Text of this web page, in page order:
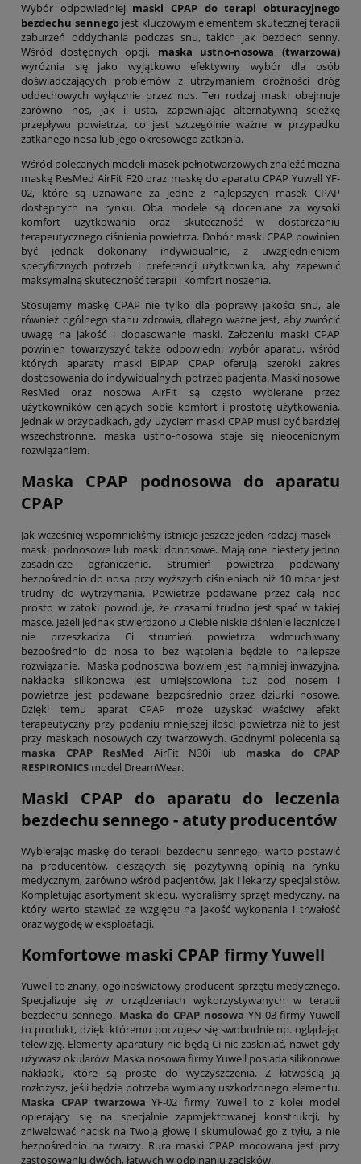
Wybór odpowiedniej maski CPAP do terapi obturacyjnego
bezdechu sennegojest kluczowym elementem skutecznej terapii
zaburzeń oddychania podczas snu, takich jak bezdech senny.
Wśród dostępnych opcji, maska ustno-nosowa (twarzowa)
wyróżnia się jako wyjątkowo efektywny wybór dla osób
doświadczających problemów z utrzymaniem drożności dróg
oddechowych wyłącznie przez nos. Ten rodzaj maski obejmuje
zarówno nos, jak i usta, zapewniając alternatywną ścieżkę
przepływu powietrza, co jest szczególnie ważne w przypadku
zatkanego nosa lub jego okresowego zatkania.
Wśród polecanych modeli masek pełnotwarzowych znaleźć można
maskę ResMed AirFit F20 oraz maskę do aparatu CPAP Yuwell YF-
02, które są uznawane za jedne z najlepszych masek CPAP
dostępnych na rynku. Oba modele są doceniane za wysoki
komfort użytkowania oraz skuteczność w dostarczaniu
terapeutycznego ciśnienia powietrza. Dobór maski CPAP powinien
być jednak dokonany indywidualnie, z uwzględnieniem
specyficznych potrzeb i preferencji użytkownika, aby zapewnić
maksymalną skuteczność terapii i komfort noszenia.
Stosujemy maskę CPAP nie tylko dla poprawy jakości snu, ale
również ogólnego stanu zdrowia, dlatego ważne jest, aby zwrócić
uwagę na jakość i dopasowanie maski. Założeniu maski CPAP
powinien towarzyszyć także odpowiedni wybór aparatu, wśród
których aparaty maski BiPAP CPAP oferują szeroki zakres
dostosowania do indywidualnych potrzeb pacjenta. Maski nosowe
ResMed oraz nosowa AirFit są często wybierane przez
użytkowników ceniących sobie komfort i prostotę użytkowania,
jednak w przypadkach, gdy użyciem maski CPAP musi być bardziej
wszechstronne, maska ustno-nosowa staje się nieocenionym
rozwiązaniem.
Maska CPAP podnosowa do aparatu
CPAP
Jak wcześniej wspomnieliśmy istnieje jeszcze jeden rodzaj masek –
maski podnosowe lub maski donosowe. Mają one niestety jedno
zasadnicze ograniczenie. Strumień powietrza podawany
bezpośrednio do nosa przy wyższych ciśnieniach niż 10 mbar jest
trudny do wytrzymania. Powietrze podawane przez całą noc
prosto w zatoki powoduje, że czasami trudno jest spać w takiej
masce. Jeżeli jednak stwierdzono u Ciebie niskie ciśnienie lecznicze i
nie przeszkadza Ci strumień powietrza wdmuchiwany
bezpośrednio do nosa to bez wątpienia będzie to najlepsze
rozwiązanie. Maska podnosowa bowiem jest najmniej inwazyjna,
nakładka silikonowa jest umiejscowiona tuż pod nosem i
powietrze jest podawane bezpośrednio przez dziurki nosowe.
Dzięki temu aparat CPAP może uzyskać właściwy efekt
terapeutyczny przy podaniu mniejszej ilości powietrza niż to jest
przy maskach nosowych czy twarzowych. Godnymi polecenia są
maska CPAP ResMed
AirFit N30i lub maska do CPAP
RESPIRONICS model DreamWear.
Maski CPAP do aparatu do leczenia
bezdechu sennego - atuty producentów
Wybierając maskę do terapii bezdechu sennego, warto postawić
na producentów, cieszących się pozytywną opinią na rynku
medycznym, zarówno wśród pacjentów, jak i lekarzy specjalistów.
Kompletując asortyment sklepu, wybraliśmy sprzęt medyczny, na
który warto stawiać ze względu na jakość wykonania i trwałość
oraz wygodę w eksploatacji.
Komfortowe maski CPAP firmy Yuwell
Yuwell to znany, ogólnoświatowy producent sprzętu medycznego.
Specjalizuje się w urządzeniach wykorzystywanych w terapii
bezdechu sennego. Maska do CPAP nosowa YN-03 firmy Yuwell
to produkt, dzięki któremu poczujesz się swobodnie np. oglądając
telewizję. Elementy aparatury nie będą Ci nic zasłaniać, nawet gdy
używasz okularów. Maska nosowa firmy Yuwell posiada silikonowe
nakładki, które są proste do wyczyszczenia. Z łatwością ją
rozłożysz, jeśli będzie potrzeba wymiany uszkodzonego elementu.
Maska CPAP twarzowa YF-02 firmy Yuwell to z kolei model
opierający się na specjalnie zaprojektowanej konstrukcji, by
zniwelować nacisk na Twoją głowę i skumulować go z tyłu, a nie
bezpośrednio na twarzy. Rura maski CPAP mocowana jest przy
zastosowaniu dwóch, łatwych w odpinaniu zacisków.